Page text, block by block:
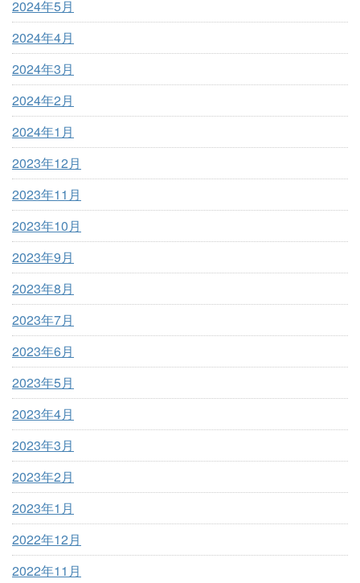
2024年5月
2024年4月
2024年3月
2024年2月
2024年1月
2023年12月
2023年11月
2023年10月
2023年9月
2023年8月
2023年7月
2023年6月
2023年5月
2023年4月
2023年3月
2023年2月
2023年1月
2022年12月
2022年11月